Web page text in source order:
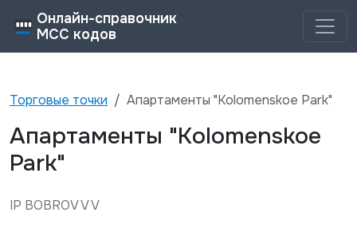
Онлайн-справочник
MCC кодов
Торговые точки Апартаменты "Kolomenskoe Park"
Апартаменты "Kolomenskoe
Park"
IP BOBROV V V